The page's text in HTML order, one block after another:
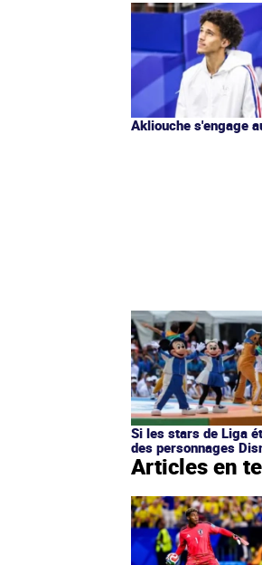
Akliouche s'engage
Si les stars de Liga
des personnages
Articles en